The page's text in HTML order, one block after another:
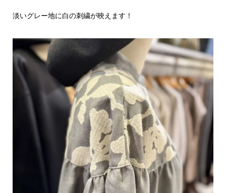
淡いグレー地に白の刺繍が映えます！